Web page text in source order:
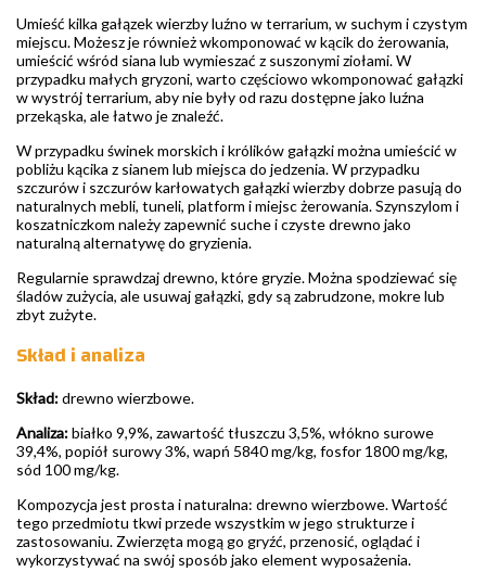
Umieść kilka gałązek wierzby luźno w terrarium, w suchym i czystym
miejscu. Możesz je również wkomponować w kącik do żerowania,
umieścić wśród siana lub wymieszać z suszonymi ziołami. W
przypadku małych gryzoni, warto częściowo wkomponować gałązki
w wystrój terrarium, aby nie były od razu dostępne jako luźna
przekąska, ale łatwo je znaleźć.
W przypadku świnek morskich i królików gałązki można umieścić w
pobliżu kącika z sianem lub miejsca do jedzenia. W przypadku
szczurów i szczurów karłowatych gałązki wierzby dobrze pasują do
naturalnych mebli, tuneli, platform i miejsc żerowania. Szynszylom i
koszatniczkom należy zapewnić suche i czyste drewno jako
naturalną alternatywę do gryzienia.
Regularnie sprawdzaj drewno, które gryzie. Można spodziewać się
śladów zużycia, ale usuwaj gałązki, gdy są zabrudzone, mokre lub
zbyt zużyte.
Skład i analiza
Skład:drewno wierzbowe.
Analiza:białko 9,9%, zawartość tłuszczu 3,5%, włókno surowe
39,4%, popiół surowy 3%, wapń 5840 mg/kg, fosfor 1800 mg/kg,
sód 100 mg/kg.
Kompozycja jest prosta i naturalna: drewno wierzbowe. Wartość
tego przedmiotu tkwi przede wszystkim w jego strukturze i
zastosowaniu. Zwierzęta mogą go gryźć, przenosić, oglądać i
wykorzystywać na swój sposób jako element wyposażenia.